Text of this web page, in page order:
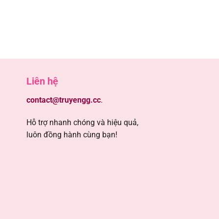
Liên hệ
contact@truyengg.cc.
Hỗ trợ nhanh chóng và hiệu quả,
luôn đồng hành cùng bạn!